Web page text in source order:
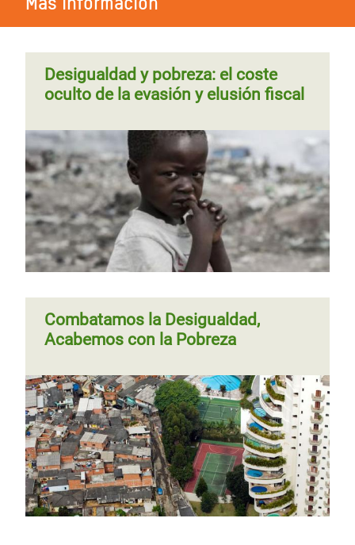
Desigualdad y pobreza: el coste
oculto de la evasión y elusión fiscal
Combatamos la Desigualdad,
Acabemos con la Pobreza